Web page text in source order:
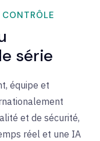
série
équipe et
et de sécurité,
réel et une IA